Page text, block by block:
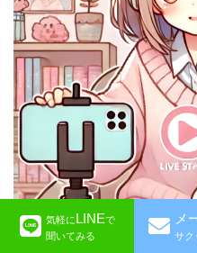
気軽にLINEで
聞いてみる
メ
サク